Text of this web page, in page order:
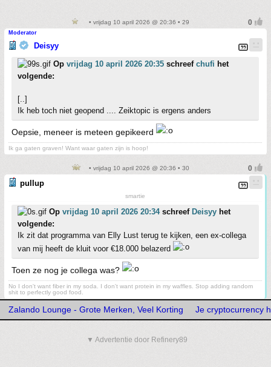
• vrijdag 10 april 2026 @ 20:36 • 29
Moderator
Deisyy
Op vrijdag 10 april 2026 20:35 schreef chufi het
volgende:
[..]
Ik heb toch niet geopend .... Zeiktopic is ergens anders
Oepsie, meneer is meteen gepikeerd
Ik ga gaten graven! Want waar gaten zijn is hoop!
• vrijdag 10 april 2026 @ 20:36 • 30
pullup
smartie
Op vrijdag 10 april 2026 20:34schreef Deisyy het
volgende:
Ik zit dat programma van Elly Lust terug te kijken, een ex-collega
van mij heeft de kluit voor €18.000 belazerd
Toen ze nog je collega was?
No I don't want fiber in my soda. I don't want protein in my waffles. Stop adding random
shit to perfectly good food.
Zalando Lounge - Grote Merken, Veel Korting Je cryptocurrency
▼ Advertentie door Refinery89